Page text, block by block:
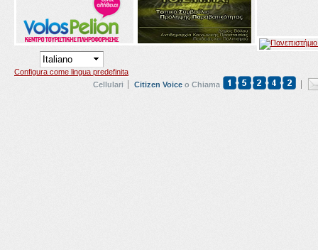
Configura come lingua predefinita
Cellulari
Citizen Voice o Chiama